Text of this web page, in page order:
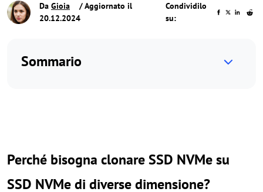
Da Gioia
/ Aggiornato il
20.12.2024
Condividilo
su:
Sommario
Perché bisogna clonare SSD NVMe su
SSD NVMe di diverse dimensione?